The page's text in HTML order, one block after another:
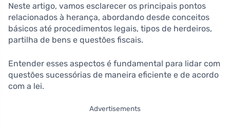
Neste artigo, vamos esclarecer os principais pontos
relacionados à herança, abordando desde conceitos
básicos até procedimentos legais, tipos de herdeiros,
partilha de bens e questões fiscais.
Entender esses aspectos é fundamental para lidar com
questões sucessórias de maneira eficiente e de acordo
com a lei.
Advertisements